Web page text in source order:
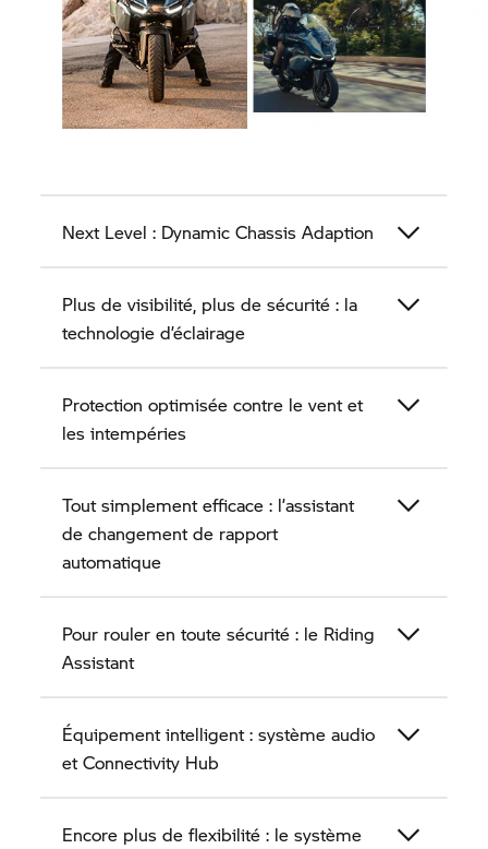
Next Level : Dynamic Chassis Adaption
Plus de visibilité, plus de sécurité : la
technologie d’éclairage
Protection optimisée contre le vent et
les intempéries
Tout simplement efficace : l’assistant
de changement de rapport
automatique
Pour rouler en toute sécurité : le Riding
Assistant
Équipement intelligent : système audio
et Connectivity Hub
Encore plus de flexibilité : le système